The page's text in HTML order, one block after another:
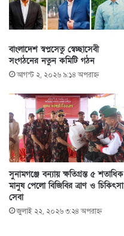
বাংলাদেশ স্বপ্নসেতু স্বেচ্ছাসেবী
সংগঠনের নতুন কমিটি গঠন
আগস্ট ২, ২০২৬ ৯:১৪ অপরাহ্ণ
সুনামগঞ্জে বন্যায় ক্ষতিগ্রস্ত ৫ শতাধিক
মানুষ পেলো বিজিবির ত্রাণ ও চিকিৎসা
সেবা
জুলাই ২২, ২০২৬ ৩:২৪ অপরাহ্ণ